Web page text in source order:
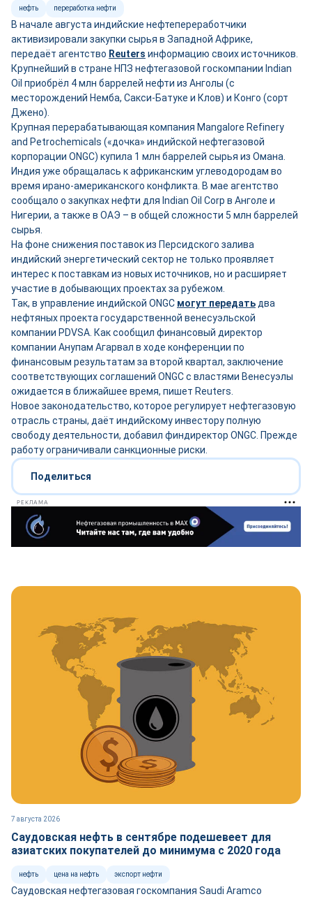
нефть переработка нефти
В начале августа индийские нефтепереработчики
активизировали закупки сырья в Западной Африке,
передаёт агентство Reuters информацию своих источников.
Крупнейший в стране НПЗ нефтегазовой госкомпании Indian
Oil приобрёл 4 млн баррелей нефти из Анголы (с
месторождений Немба, Сакси-Батуке и Клов) и Конго (сорт
Джено).
Крупная перерабатывающая компания Mangalore Refinery
and Petrochemicals («дочка» индийской нефтегазовой
корпорации ONGC) купила 1 млн баррелей сырья из Омана.
Индия уже обращалась к африканским углеводородам во
время ирано-американского конфликта. В мае агентство
сообщало о закупках нефти для Indian Oil Corp в Анголе и
Нигерии, а также в ОАЭ – в общей сложности 5 млн баррелей
сырья.
На фоне снижения поставок из Персидского залива
индийский энергетический сектор не только проявляет
интерес к поставкам из новых источников, но и расширяет
участие в добывающих проектах за рубежом.
Так, в управление индийской ONGC могут передать два
нефтяных проекта государственной венесуэльской
компании PDVSA. Как сообщил финансовый директор
компании Анупам Агарвал в ходе конференции по
финансовым результатам за второй квартал, заключение
соответствующих соглашений ONGC с властями Венесуэлы
ожидается в ближайшее время, пишет Reuters.
Новое законодательство, которое регулирует нефтегазовую
отрасль страны, даёт индийскому инвестору полную
свободу деятельности, добавил финдиректор ONGC. Прежде
работу ограничивали санкционные риски.
Поделиться
РЕКЛАМА
7 августа 2026
Саудовская нефть в сентябре подешевеет для
азиатских покупателей до минимума с 2020 года
нефть цена на нефть экспорт нефти
Саудовская нефтегазовая госкомпания Saudi Aramco